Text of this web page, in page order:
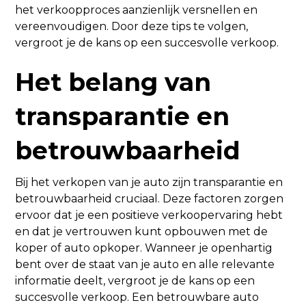
het verkoopproces aanzienlijk versnellen en
vereenvoudigen. Door deze tips te volgen,
vergroot je de kans op een succesvolle verkoop.
Het belang van
transparantie en
betrouwbaarheid
Bij het verkopen van je auto zijn transparantie en
betrouwbaarheid cruciaal. Deze factoren zorgen
ervoor dat je een positieve verkoopervaring hebt
en dat je vertrouwen kunt opbouwen met de
koper of auto opkoper. Wanneer je openhartig
bent over de staat van je auto en alle relevante
informatie deelt, vergroot je de kans op een
succesvolle verkoop. Een betrouwbare auto